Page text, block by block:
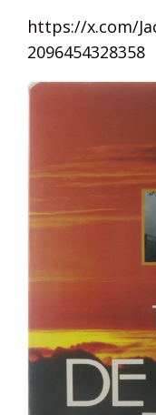
https://x.com/
2096454328358